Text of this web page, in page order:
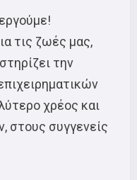
τις ζωές μας,
την
χρέος και
στους συγγενείς